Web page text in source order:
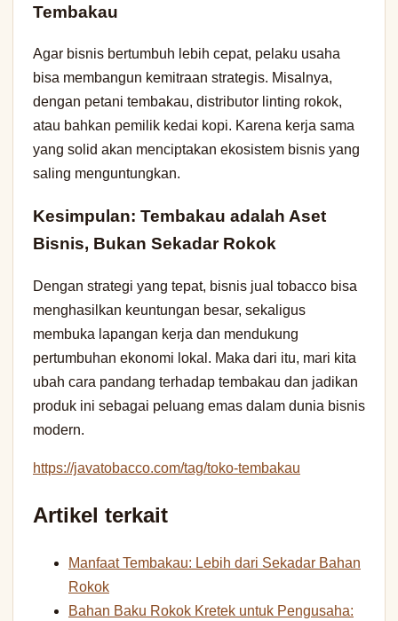
Tembakau
Agar bisnis bertumbuh lebih cepat, pelaku usaha
bisa membangun kemitraan strategis. Misalnya,
dengan petani tembakau, distributor linting rokok,
atau bahkan pemilik kedai kopi. Karena kerja sama
yang solid akan menciptakan ekosistem bisnis yang
saling menguntungkan.
Kesimpulan: Tembakau adalah Aset
Bisnis, Bukan Sekadar Rokok
Dengan strategi yang tepat, bisnis jual tobacco bisa
menghasilkan keuntungan besar, sekaligus
membuka lapangan kerja dan mendukung
pertumbuhan ekonomi lokal. Maka dari itu, mari kita
ubah cara pandang terhadap tembakau dan jadikan
produk ini sebagai peluang emas dalam dunia bisnis
modern.
https://javatobacco.com/tag/toko-tembakau
Artikel terkait
Manfaat Tembakau: Lebih dari Sekadar Bahan
Rokok
Bahan Baku Rokok Kretek untuk Pengusaha: